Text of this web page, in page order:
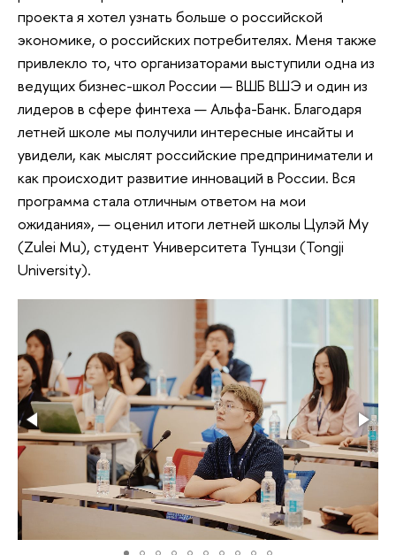
проекта я хотел узнать больше о российской
экономике, о российских потребителях. Меня также
привлекло то, что организаторами выступили одна из
ведущих бизнес-школ России — ВШБ ВШЭ и один из
лидеров в сфере финтеха — Альфа-Банк. Благодаря
летней школе мы получили интересные инсайты и
увидели, как мыслят российские предприниматели и
как происходит развитие инноваций в России. Вся
программа стала отличным ответом на мои
ожидания», — оценил итоги летней школы Цулэй Му
(Zulei Mu), студент Университета Тунцзи (Tongji
University).